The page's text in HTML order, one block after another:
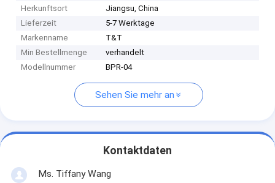
Herkunftsort
Jiangsu, China
Lieferzeit
5-7 Werktage
Markenname
T&T
Min Bestellmenge
verhandelt
Modellnummer
BPR-04
Sehen Sie mehr an
Kontaktdaten
Ms. Tiffany Wang